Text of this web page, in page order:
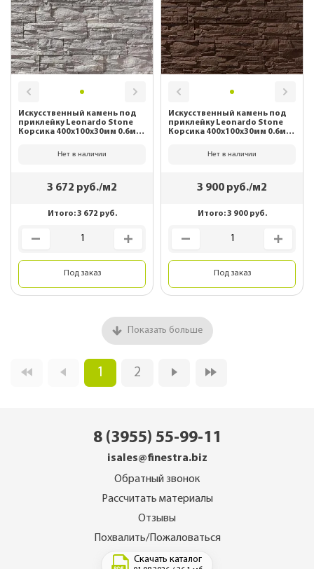
Искусственный камень под
приклейку Leonardo Stone
Корсика 400х100х30мм 0.6м2/
Нет в наличии
3 672 руб./м2
Итого:3 672 руб.
Под заказ
Искусственный камень под
приклейку Leonardo Stone
Корсика 400х100х30мм 0.6м2/
Нет в наличии
3 900 руб./м2
Итого:3 900руб.
Под заказ
Показать больше
1 2
8 (3955) 55-99-11
isales@finestra.biz
Обратный звонок
Рассчитать материалы
Отзывы
Похвалить/Пожаловаться
Скачать каталог